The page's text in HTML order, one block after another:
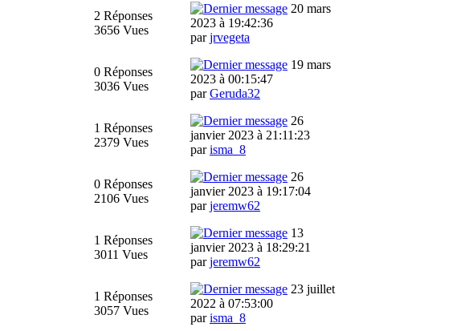
2 Réponses
3656 Vues
20 mars
2023 à 19:42:36
parjrvegeta
0 Réponses
3036 Vues
19 mars
2023 à 00:15:47
parGeruda32
1 Réponses
2379 Vues
26
janvier 2023 à 21:11:23
parisma_8
0 Réponses
2106 Vues
26
janvier 2023 à 19:17:04
parjeremw62
1 Réponses
3011 Vues
13
janvier 2023 à 18:29:21
parjeremw62
1 Réponses
3057 Vues
23 juillet
2022 à 07:53:00
parisma_8